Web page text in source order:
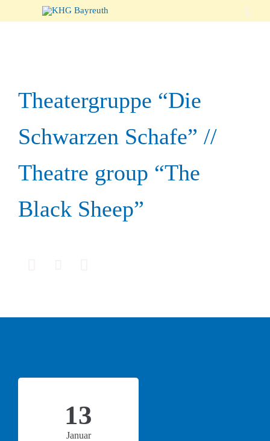

Theatergruppe “Die
Schwarzen Schafe” //
Theatre group “The
Black Sheep”
13
Januar